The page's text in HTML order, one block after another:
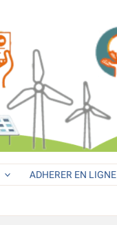
ADHERER EN LIGNE